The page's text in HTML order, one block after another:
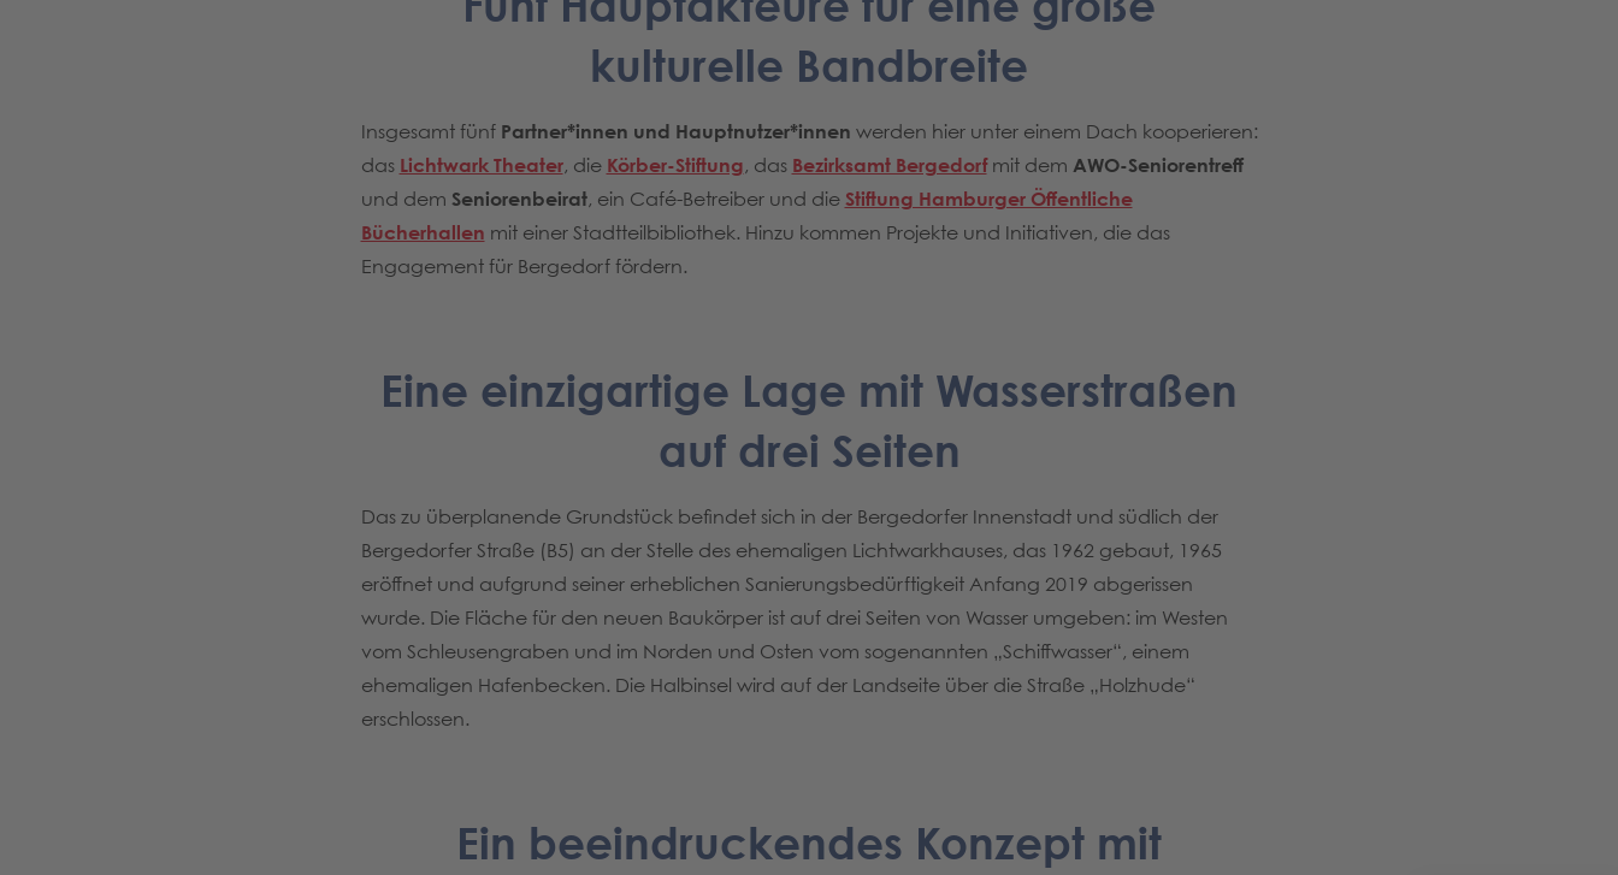
kulturelle Bandbreite
Insgesamt fünf Partner*innen und Hauptnutzer*innen werden hier unter einem Dach kooperieren:
das Lichtwark Theater, die Körber-Stiftung, das Bezirksamt Bergedorfmit dem AWO-Seniorentreff
und dem Seniorenbeirat, ein Café-Betreiber und die Stiftung Hamburger Öffentliche
Bücherhallen mit einer Stadtteilbibliothek. Hinzu kommen Projekte und Initiativen, die das
Engagement für Bergedorf fördern.
Eine einzigartige Lage mit Wasserstraßen
auf drei Seiten
Das zu überplanende Grundstück befindet sich in der Bergedorfer Innenstadt und südlich der
Bergedorfer Straße (B5) an der Stelle des ehemaligen Lichtwarkhauses, das 1962 gebaut, 1965
eröffnet und aufgrund seiner erheblichen Sanierungsbedürftigkeit Anfang 2019 abgerissen
wurde. Die Fläche für den neuen Baukörper ist auf drei Seiten von Wasser umgeben: im Westen
vom Schleusengraben und im Norden und Osten vom sogenannten „Schiffwasser“, einem
ehemaligen Hafenbecken. Die Halbinsel wird auf der Landseite über die Straße „Holzhude“
erschlossen.
Ein beeindruckendes Konzept mit